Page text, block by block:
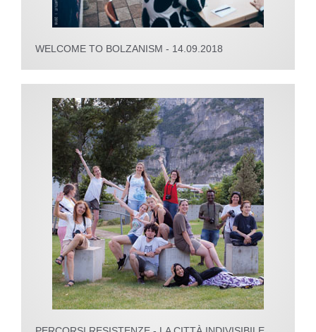
WELCOME TO BOLZANISM - 14.09.2018